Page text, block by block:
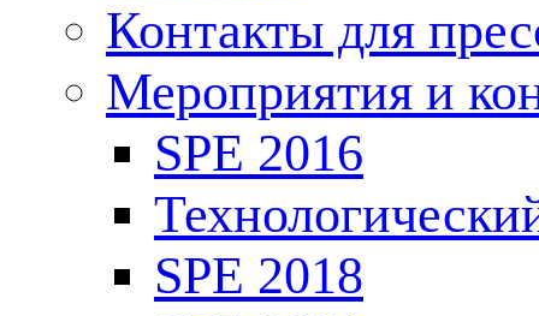
Контакты для
Мероприятия и
SPE 2016
SPE 2018